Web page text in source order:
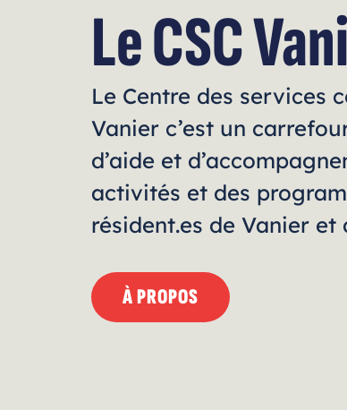
Le CSC
Le Centre des services
Vanier c’est un
d’aide et
activités et des
résident.es de Vanier et
À PROPOS